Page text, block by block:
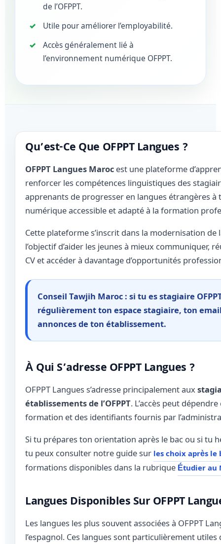
de l’OFPPT.
Utile pour améliorer l’employabilité.
Accès généralement lié à
l’environnement numérique OFPPT.
Qu’est-Ce Que OFPPT Langues ?
OFPPT Langues Maroc est une plateforme
renforcer les compétences linguistiques des
apprenants de progresser en langues étrangères
numérique accessible et adapté à la formation
Cette plateforme s’inscrit dans la modernisation
l’objectif d’aider les jeunes à mieux communiquer,
CV et accéder à davantage d’opportunités
Conseil Tawjih Maroc : si tu es stagiaire
régulièrement ton espace stagiaire, ton
annonces de ton établissement.
À Qui S’adresse OFPPT Langues ?
OFPPT Langues s’adresse principalement aux
établissements de l’OFPPT. L’accès peut
formation et des identifiants fournis par
Si tu prépares ton orientation après le bac ou si tu
tu peux consulter notre guide sur les choix après le
formations disponibles dans la rubrique Étudier au
Langues Disponibles Sur OFPPT
Les langues les plus souvent associées à OFPPT
l’espagnol. Ces langues sont particulièrement